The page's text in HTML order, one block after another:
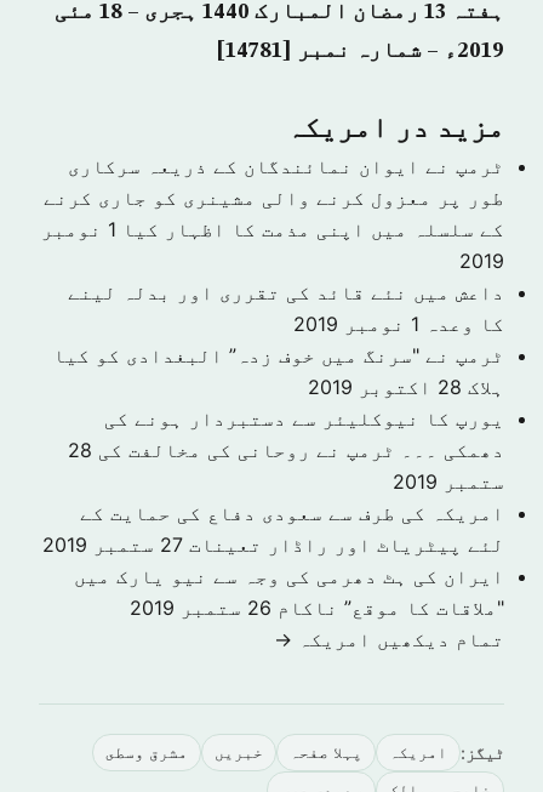
ہفتہ 13 رمضان المبارک 1440 ہجری – 18 مئی
2019ء – شمارہ نمبر [14781]
مزید در امريكہ
ٹرمپ نے ایوان نمائندگان کے ذریعہ سرکاری
طور پر معزول کرنے والی مشینری کو جاری کرنے
کے سلسلہ میں اپنی مذمت کا اظہار کیا
1 نومبر
2019
داعش میں نئے قائد کی تقرری اور بدلہ لینے
کا وعدہ 1 نومبر 2019
ٹرمپ نے "سرنگ میں خوف زدہ” البغدادی کو کیا
ہلاک 28 اکتوبر 2019
یورپ کا نیوکلیئر سے دستبردار ہونے کی
دھمکی ۔۔۔ ٹرمپ نے روحانی کی مخالفت کی 28
ستمبر 2019
امریکہ کی طرف سے سعودی دفاع کی حمایت کے
لئے پیٹریاٹ اور راڈار تعینات 27 ستمبر 2019
ایران کی ہٹ دھرمی کی وجہ سے نیو یارک میں
"ملاقات کا موقع” ناکام 26 ستمبر 2019
تمام دیکھیں امريكہ →
ٹیگز: امريكہ پہلا صفحہ خبريں مشرق وسطى